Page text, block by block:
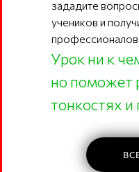
зададите
учеников и
профессионалов.
Урок ни к
но поможет
тонкостях